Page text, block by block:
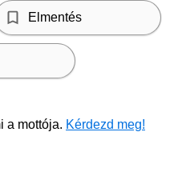
Elmentés
a mottója. Kérdezd meg!